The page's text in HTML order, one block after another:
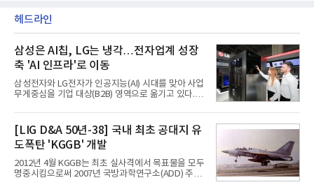
헤드라인
삼성은 AI칩, LG는 냉각…전자업계 성장
축 'AI 인프라'로 이동
삼성전자와 LG전자가 인공지능(AI) 시대를 맞아 사업
무게중심을 기업 대상(B2B) 영역으로 옮기고 있다.
접어든 가운데 삼성전자는 AI 반도체를 중심으로 데
이터센터 생태계 공략을 강화하고 LG전자는 냉각솔
루션·전장·로봇 등 기업용 솔루션 사업 확대에 속도를
내고 있다.9일 업계에 따르면 LG전자는 2분기 생활가
전과 프리미엄 제품 경쟁력에 더해 B2B 사업 확대 효
과로 수익성을 방어한 반면 삼성전자는 디바이스경험
(DX) 부문의 TV·생활가전 수익성이 악화됐다. 대신 삼
[LIG D&A 50년-38] 국내 최초 공대지 유
도폭탄 'KGGB' 개발
2012년 4월 KGGB는 최초 실사격에서 목표물을 모두
명중시킴으로써 2007년 국방과학연구소(ADD) 주관